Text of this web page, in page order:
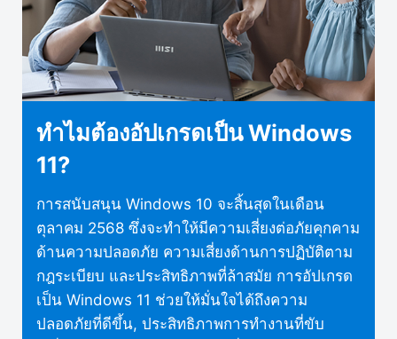
ทำไมต้องอัปเกรดเป็น Windows
11?
การสนับสนุน Windows 10 จะสิ้นสุดในเดือน
ตุลาคม 2568 ซึ่งจะทำให้มีความเสี่ยงต่อภัยคุกคาม
ด้านความปลอดภัย ความเสี่ยงด้านการปฏิบัติตาม
กฎระเบียบ และประสิทธิภาพที่ล้าสมัย การอัปเกรด
เป็น Windows 11 ช่วยให้มั่นใจได้ถึงความ
ปลอดภัยที่ดีขึ้น, ประสิทธิภาพการทำงานที่ขับ